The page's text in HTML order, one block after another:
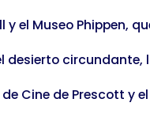
el Museo Phippen,
circundante,
Cine de Prescott y